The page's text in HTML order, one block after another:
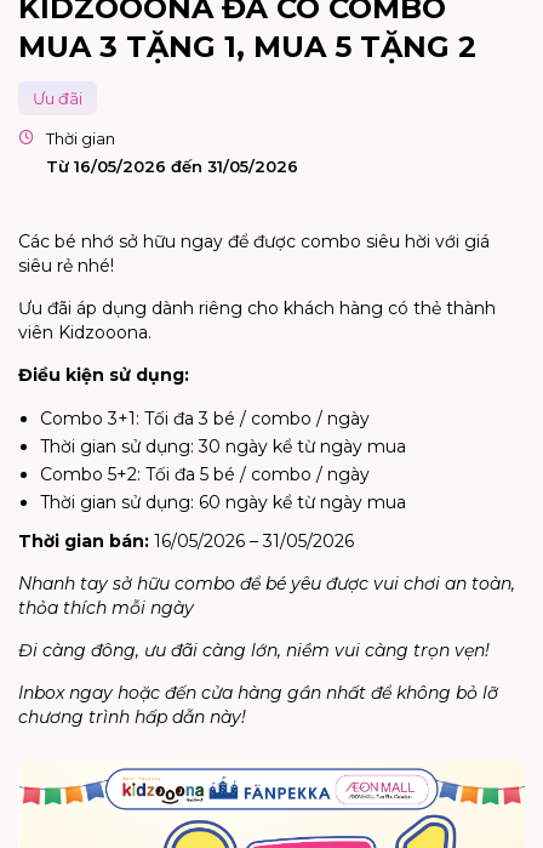
KIDZOOONA ĐÃ CÓ COMBO
MUA 3 TẶNG 1, MUA 5 TẶNG 2
Ưu đãi
Thời gian
Từ 16/05/2026 đến 31/05/2026
Các bé nhớ sở hữu ngay để được combo siêu hời với giá
siêu rẻ nhé!
Ưu đãi áp dụng dành riêng cho khách hàng có thẻ thành
viên Kidzooona.
Điều kiện sử dụng:
Combo 3+1: Tối đa 3 bé / combo / ngày
Thời gian sử dụng: 30 ngày kể từ ngày mua
Combo 5+2: Tối đa 5 bé / combo / ngày
Thời gian sử dụng: 60 ngày kể từ ngày mua
Thời gian bán: 16/05/2026 – 31/05/2026
Nhanh tay sở hữu combo để bé yêu được vui chơi an toàn,
thỏa thích mỗi ngày
Đi càng đông, ưu đãi càng lớn, niềm vui càng trọn vẹn!
Inbox ngay hoặc đến cửa hàng gần nhất để không bỏ lỡ
chương trình hấp dẫn này!